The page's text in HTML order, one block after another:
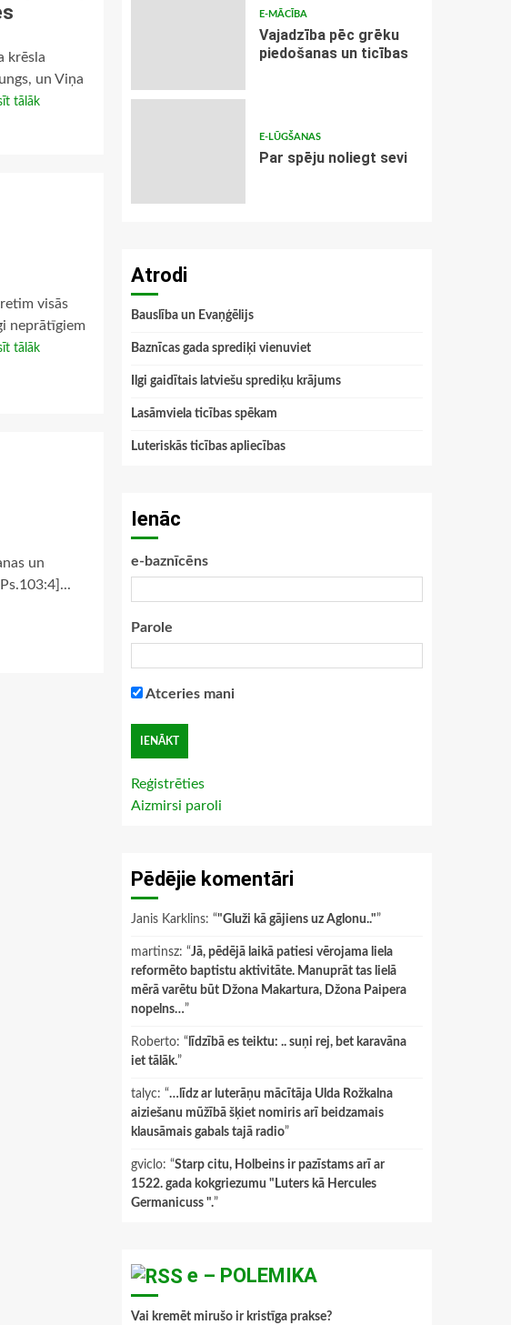
krēsla
un Viņa
tālāk
visās
neprātīgiem
tālāk
un
E-MĀCĪBA
Vajadzība pēc grēku
piedošanas un ticības
E-LŪGŠANAS
Par spēju noliegt sevi
Atrodi
Bauslība un Evaņģēlijs
Baznīcas gada sprediķi vienuviet
Ilgi gaidītais latviešu sprediķu krājums
Lasāmviela ticības spēkam
Luteriskās ticības apliecības
Ienāc
e-baznīcēns
Parole
Atceries mani
Reģistrēties
Aizmirsi paroli
Pēdējie komentāri
Janis Karklins: “"Gluži kā gājiens uz Aglonu.."”
martinsz: “Jā, pēdējā laikā patiesi vērojama liela
reformēto baptistu aktivitāte. Manuprāt tas lielā
mērā varētu būt Džona Makartura, Džona Paipera
nopelns…”
Roberto: “ līdzībā es teiktu: .. suņi rej, bet karavāna
iet tālāk.”
talyc: “…līdz ar luterāņu mācītāja Ulda Rožkalna
aiziešanu mūžībā šķiet nomiris arī beidzamais
klausāmais gabals tajā radio”
gviclo: “Starp citu, Holbeins ir pazīstams arī ar
1522. gada kokgriezumu "Luters kā Hercules
Germanicuss ".”
e – POLEMIKA
Vai kremēt mirušo ir kristīga prakse?